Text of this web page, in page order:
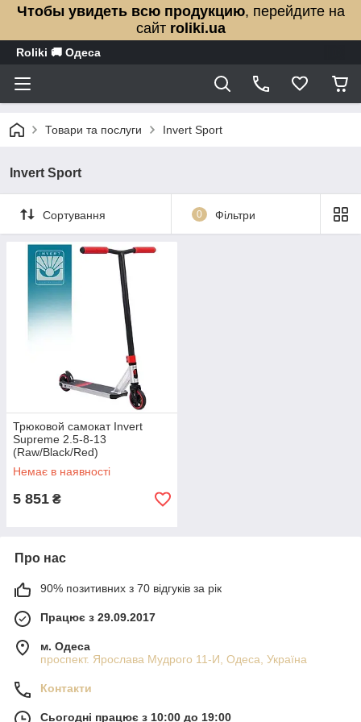
Чтобы увидеть всю продукцию, перейдите на
сайт roliki.ua
Roliki 🚚 Одеса
Товари та послуги Invert Sport
Invert Sport
Сортування 0 Фільтри
Трюковой самокат Invert
Supreme 2.5-8-13
(Raw/Black/Red)
Немає в наявності
5 851 ₴
Про нас
90% позитивних з 70 відгуків за рік
Працює з 29.09.2017
м. Одеса
проспект. Ярослава Мудрого 11-И, Одеса, Україна
Контакти
Сьогодні працює з 10:00 до 19:00